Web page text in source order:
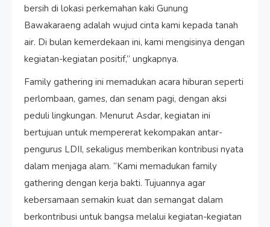
bersih di lokasi perkemahan kaki Gunung
Bawakaraeng adalah wujud cinta kami kepada tanah
air. Di bulan kemerdekaan ini, kami mengisinya dengan
kegiatan-kegiatan positif,” ungkapnya.
Family gathering ini memadukan acara hiburan seperti
perlombaan, games, dan senam pagi, dengan aksi
peduli lingkungan. Menurut Asdar, kegiatan ini
bertujuan untuk mempererat kekompakan antar-
pengurus LDII, sekaligus memberikan kontribusi nyata
dalam menjaga alam. “Kami memadukan family
gathering dengan kerja bakti. Tujuannya agar
kebersamaan semakin kuat dan semangat dalam
berkontribusi untuk bangsa melalui kegiatan-kegiatan